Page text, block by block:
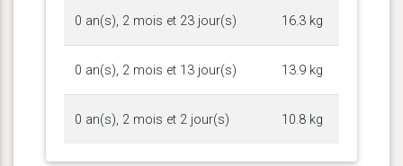
0 an(s), 2 mois et 23 jour(s) 16.3 kg
0 an(s), 2 mois et 13 jour(s) 13.9 kg
0 an(s), 2 mois et 2 jour(s) 10.8 kg